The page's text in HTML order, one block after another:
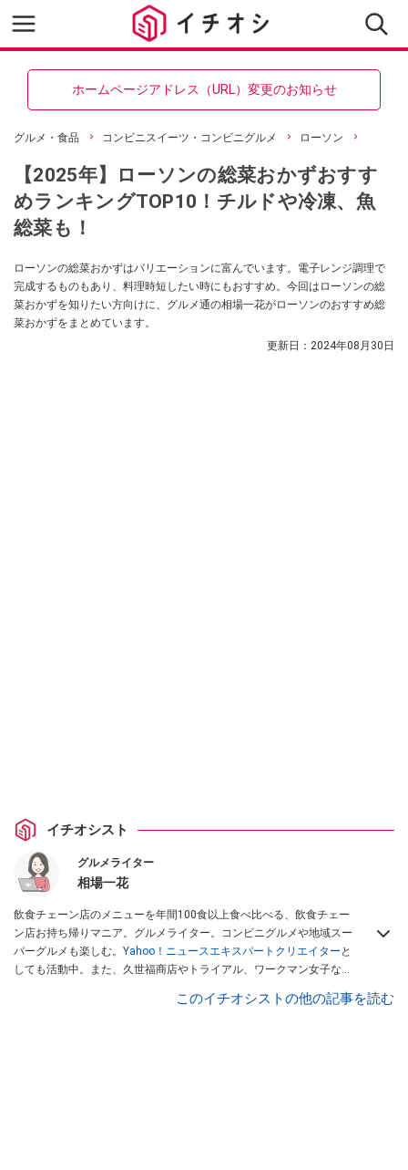
ホームページアドレス（URL）変更のお知らせ
グルメ・食品 コンビニスイーツ・コンビニグルメ ローソン
【2025年】ローソンの総菜おかずおすす
めランキングTOP10！チルドや冷凍、魚
総菜も！
ローソンの総菜おかずはバリエーションに富んでいます。電子レンジ調理で
完成するものもあり、料理時短したい時にもおすすめ。今回はローソンの総
菜おかずを知りたい方向けに、グルメ通の相場一花がローソンのおすすめ総
菜おかずをまとめています。
更新日： 2024年08月30日
イチオシスト
グルメライター
相場一花
飲食チェーン店のメニューを年間100食以上食べ比べる、飲食チェー
ン店お持ち帰りマニア。グルメライター。コンビニグルメや地域スー
パーグルメも楽しむ。 Yahoo！ニュースエキスパートクリエイター と
しても活動中。また、久世福商店やトライアル、ワークマン女子など
、集英社「週刊プレイボーイ」、宝島
このイチオシストの他の記事を読む